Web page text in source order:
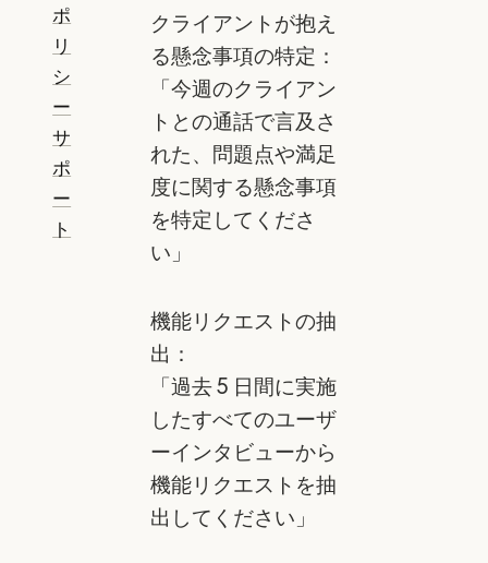
ポ
リ
シ
ー
サ
ポ
ー
ト
クライアントが抱え
る懸念事項の特定：
「今週のクライアン
トとの通話で言及さ
れた、問題点や満足
度に関する懸念事項
を特定してくださ
い」
機能リクエストの抽
出：
「過去 5 日間に実施
したすべてのユーザ
ーインタビューから
機能リクエストを抽
出してください」